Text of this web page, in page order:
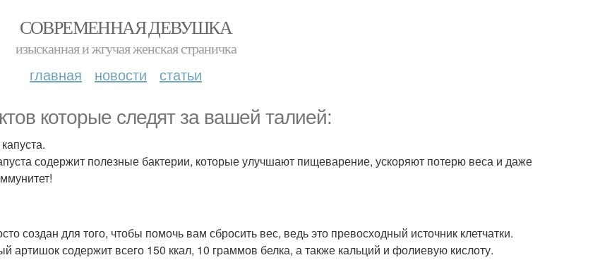
СОВРЕМЕННАЯ ДЕВУШКА
изысканная и жгучая женская страничка
главная новости статьи
которые следят за вашей талией:
содержит полезные бактерии, которые улучшают пищеварение, ускоряют потерю веса и даже
создан для того, чтобы помочь вам сбросить вес, ведь это превосходный источник клетчатки.
артишок содержит всего 150 ккал, 10 граммов белка, а также кальций и фолиевую кислоту.